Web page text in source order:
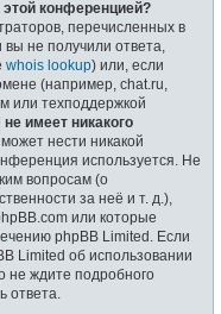
конференцией?
перечисленных в
не получили ответа,
whois lookup) или, если
(например, chat.ru,
или техподдержкой
не имеет никакого
нести никакой
используется. Не
вопросам (о
за неё и т. д.),
или которые
phpBB Limited. Если
Limited об использовании
не ждите подробного
ответа.